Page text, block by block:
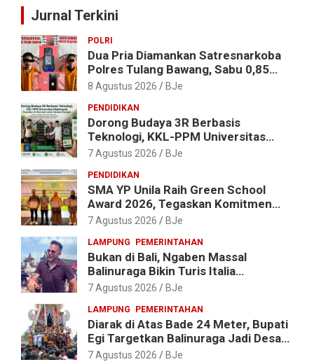
Jurnal Terkini
POLRI
Dua Pria Diamankan Satresnarkoba
Polres Tulang Bawang, Sabu 0,85
Gram dan Alat Hisap Disita
8 Agustus 2026 BJe
PENDIDIKAN
Dorong Budaya 3R Berbasis
Teknologi, KKL-PPM Universitas
Malahayati Kenalkan AI Barcode
7 Agustus 2026 BJe
PENDIDIKAN
SMA YP Unila Raih Green School
Award 2026, Tegaskan Komitmen
Wujudkan Sekolah Ramah
7 Agustus 2026 BJe
LAMPUNG PEMERINTAHAN
Bukan di Bali, Ngaben Massal
Balinuraga Bikin Turis Italia
Terpukau, Puluhan Ribu Orang Ikut
7 Agustus 2026 BJe
LAMPUNG PEMERINTAHAN
Diarak di Atas Bade 24 Meter, Bupati
Egi Targetkan Balinuraga Jadi Desa
Wisata Budaya 2027
7 Agustus 2026 BJe